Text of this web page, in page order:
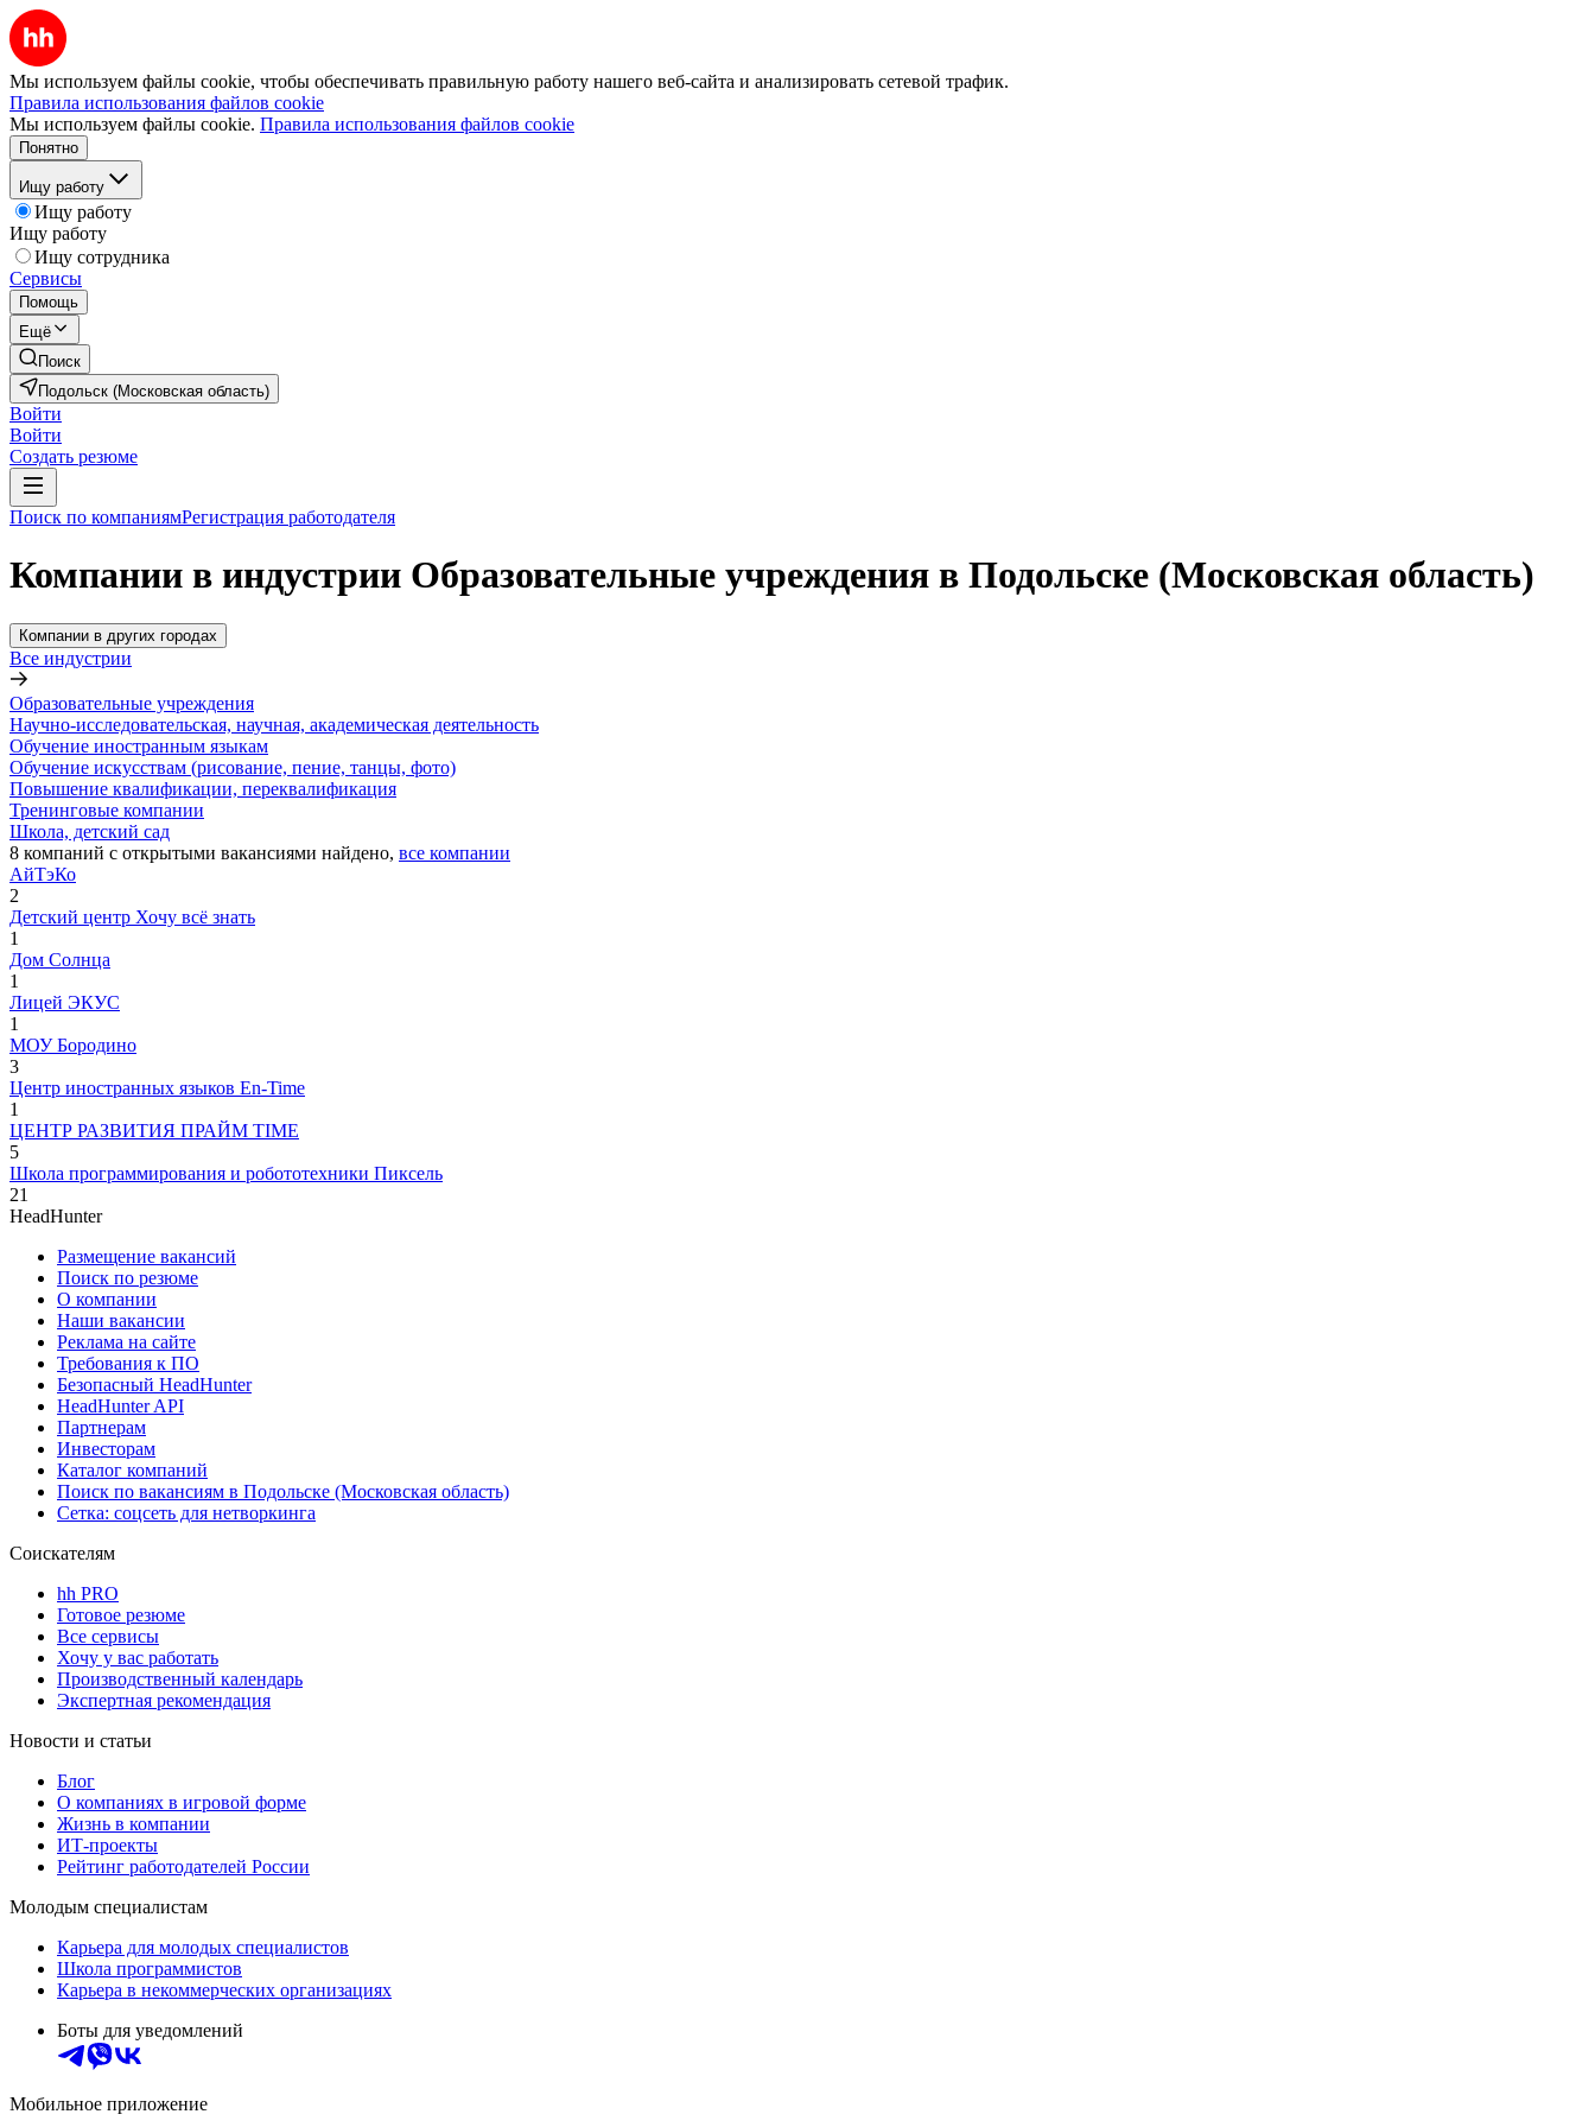
Мы используем файлы cookie, чтобы обеспечивать правильную работу нашего веб-сайта и анализировать сетевой трафик.
Правила использования файлов cookie
Мы используем файлы cookie. Правила использования файлов cookie
Понятно
Ищу работу
Ищу работу
Ищу работу
Ищу сотрудника
Сервисы
Помощь
Ещё
Поиск
Подольск (Московская область)
Войти
Войти
Создать резюме
Поиск по компаниямРегистрация работодателя
Компании в индустрии Образовательные учреждения в Подольске (Московская область)
Компании в других городах
Все индустрии
Образовательные учреждения
Научно-исследовательская, научная, академическая деятельность
Обучение иностранным языкам
Обучение искусствам (рисование, пение, танцы, фото)
Повышение квалификации, переквалификация
Тренинговые компании
Школа, детский сад
8 компаний с открытыми вакансиями найдено, все компании
АйТэКо
2
Детский центр Хочу всё знать
1
Дом Солнца
1
Лицей ЭКУС
1
МОУ Бородино
3
Центр иностранных языков En-Time
1
ЦЕНТР РАЗВИТИЯ ПРАЙМ TIME
5
Школа программирования и робототехники Пиксель
21
HeadHunter
Размещение вакансий
Поиск по резюме
О компании
Наши вакансии
Реклама на сайте
Требования к ПО
Безопасный HeadHunter
HeadHunter API
Партнерам
Инвесторам
Каталог компаний
Поиск по вакансиям в Подольске (Московская область)
Сетка: соцсеть для нетворкинга
Соискателям
hh PRO
Готовое резюме
Все сервисы
Хочу у вас работать
Производственный календарь
Экспертная рекомендация
Новости и статьи
Блог
О компаниях в игровой форме
Жизнь в компании
ИТ-проекты
Рейтинг работодателей России
Молодым специалистам
Карьера для молодых специалистов
Школа программистов
Карьера в некоммерческих организациях
Боты для уведомлений
Мобильное приложение